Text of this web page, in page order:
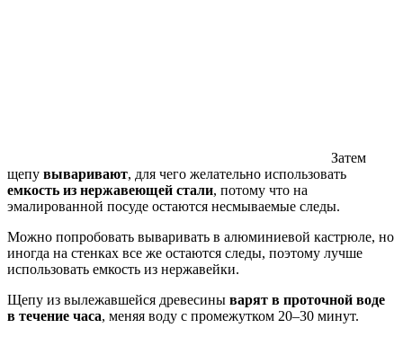
Затем
щепу вываривают, для чего желательно использовать
емкость из нержавеющей стали, потому что на
эмалированной посуде остаются несмываемые следы.
Можно попробовать вываривать в алюминиевой кастрюле, но
иногда на стенках все же остаются следы, поэтому лучше
использовать емкость из нержавейки.
Щепу из вылежавшейся древесины варят в проточной воде
в течение часа, меняя воду с промежутком 20–30 минут.